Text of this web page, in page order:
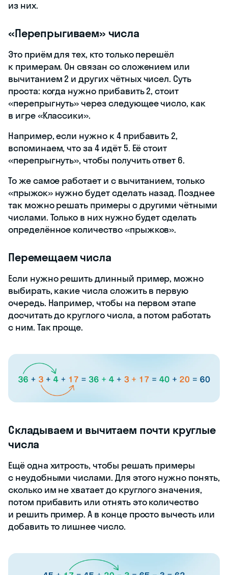
из них.
«Перепрыгиваем» числа
Это приём для тех, кто только перешёл
к примерам. Он связан со сложением или
вычитанием 2 и других чётных чисел. Суть
проста: когда нужно прибавить 2, стоит
«перепрыгнуть» через следующее число, как
в игре «Классики».
Например, если нужно к 4 прибавить 2,
вспоминаем, что за 4 идёт 5. Её стоит
«перепрыгнуть», чтобы получить ответ 6.
То же самое работает и с вычитанием, только
«прыжок» нужно будет сделать назад. Позднее
так можно решать примеры с другими чётными
числами. Только в них нужно будет сделать
определённое количество «прыжков».
Перемещаем числа
Если нужно решить длинный пример, можно
выбирать, какие числа сложить в первую
очередь. Например, чтобы на первом этапе
досчитать до круглого числа, а потом работать
с ним. Так проще.
Складываем и вычитаем почти круглые
числа
Ещё одна хитрость, чтобы решать примеры
с неудобными числами. Для этого нужно понять,
сколько им не хватает до круглого значения,
потом прибавить или отнять это количество
и решить пример. А в конце просто вычесть или
добавить то лишнее число.